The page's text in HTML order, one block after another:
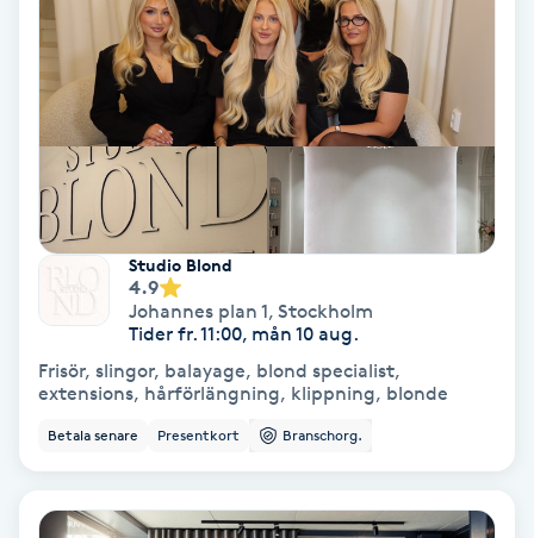
Brynplockning
Bröllopsuppsättning
Celluliter
Color correction
Damklippning
Studio Blond
4.9
Johannes plan 1, Stockholm
Tider fr. 11:00, mån 10 aug.
Frisör, slingor, balayage, blond specialist,
extensions, hårförlängning, klippning, blonde
Betala senare Presentkort Branschorg.